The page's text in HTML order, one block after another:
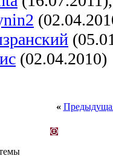
(02.04.2010)
«